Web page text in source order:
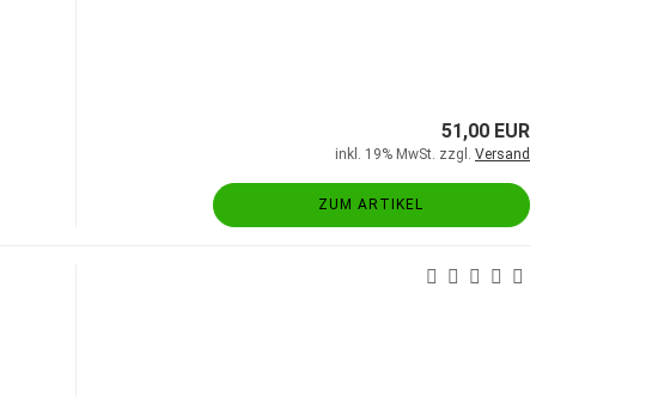
51,00 EUR
inkl. 19% MwSt. zzgl. Versand
ZUM ARTIKEL